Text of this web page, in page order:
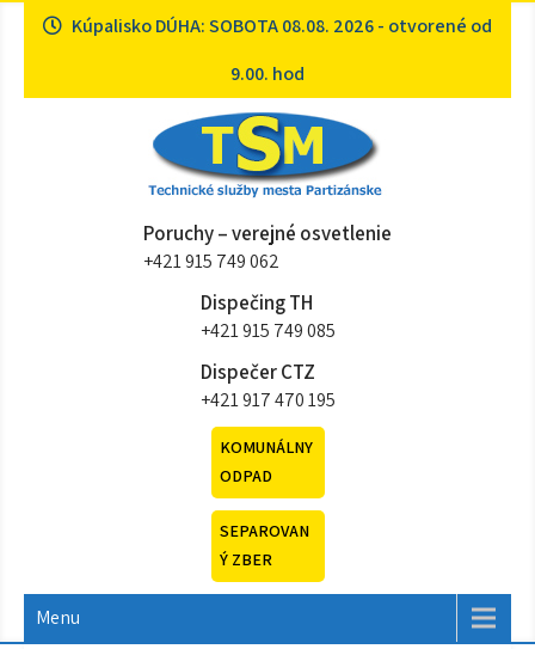
Kúpalisko DÚHA: SOBOTA 08.08. 2026 - otvorené od
9.00. hod
Technické služby mesta
Partizánske
Sme tu pre vásPoruchy – verejné osvetlenie
+421 915 749 062
Dispečing TH
+421 915 749 085
Dispečer CTZ
+421 917 470 195
KOMUNÁLNY
ODPAD
SEPAROVAN
Ý ZBER
Menu